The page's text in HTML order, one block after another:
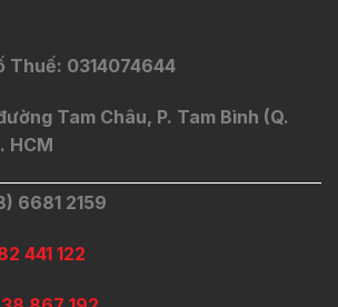
Thuế: 0314074644
Tam Châu, P. Tam Bình (Q.
HCM
6681 2159
441 122